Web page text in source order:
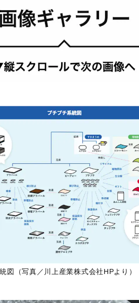
u
e
図（写真／川上産業株式会社HPより）